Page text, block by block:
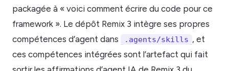
packagée à « voici comment écrire du code pour ce
framework ». Le dépôt Remix 3 intègre ses propres
compétences d’agent dans
.agents/skills , et
ces compétences intégrées sont l’artefact qui fait